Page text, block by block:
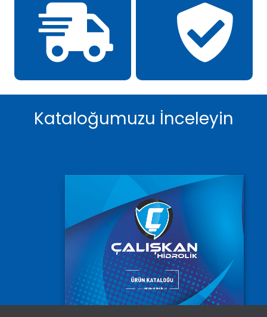
Kataloğumuzu İnceleyin